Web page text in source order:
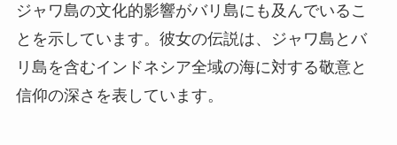
ジャワ島の文化的影響がバリ島にも及んでいるこ
とを示しています。彼女の伝説は、ジャワ島とバ
リ島を含むインドネシア全域の海に対する敬意と
信仰の深さを表しています。